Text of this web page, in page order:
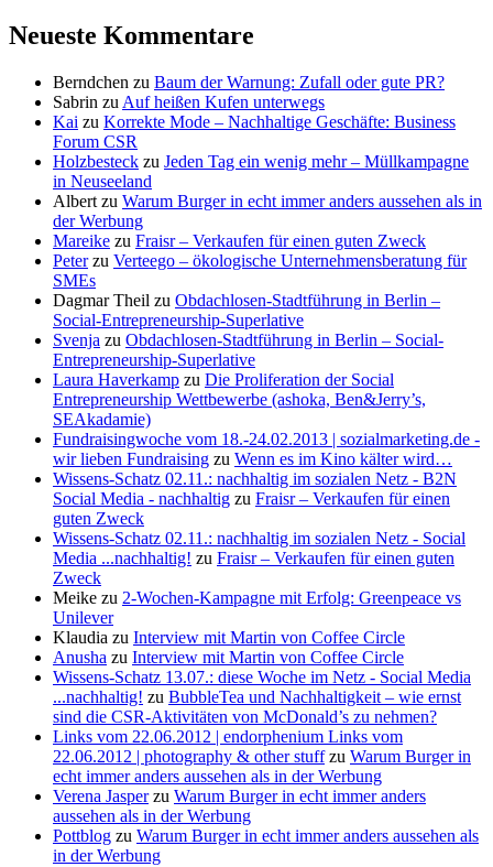
Neueste Kommentare
Berndchen zu Baum der Warnung: Zufall oder gute PR?
Sabrin zu Auf heißen Kufen unterwegs
Kai zu Korrekte Mode – Nachhaltige Geschäfte: Business
Forum CSR
Holzbesteck zu Jeden Tag ein wenig mehr – Müllkampagne
in Neuseeland
Albert zu Warum Burger in echt immer anders aussehen als in
der Werbung
Mareike zu Fraisr – Verkaufen für einen guten Zweck
Peterzu Verteego – ökologische Unternehmensberatung für
SMEs
Dagmar Theil zu Obdachlosen-Stadtführung in Berlin –
Social-Entrepreneurship-Superlative
Svenja zu Obdachlosen-Stadtführung in Berlin – Social-
Entrepreneurship-Superlative
Laura Haverkamp zu Die Proliferation der Social
Entrepreneurship Wettbewerbe (ashoka, Ben&Jerry’s,
SEAkadamie)
Fundraisingwoche vom 18.-24.02.2013 | sozialmarketing.de -
wir lieben Fundraising zu Wenn es im Kino kälter wird…
Wissens-Schatz 02.11.: nachhaltig im sozialen Netz - B2N
Social Media - nachhaltig zu Fraisr – Verkaufen für einen
guten Zweck
Wissens-Schatz 02.11.: nachhaltig im sozialen Netz - Social
Media ...nachhaltig! zu Fraisr – Verkaufen für einen guten
Zweck
Meike zu 2-Wochen-Kampagne mit Erfolg: Greenpeace vs
Unilever
Klaudia zu Interview mit Martin von Coffee Circle
Anusha zu Interview mit Martin von Coffee Circle
Wissens-Schatz 13.07.: diese Woche im Netz - Social Media
...nachhaltig! zu BubbleTea und Nachhaltigkeit – wie ernst
sind die CSR-Aktivitäten von McDonald’s zu nehmen?
Links vom 22.06.2012 | endorphenium Links vom
22.06.2012 | photography & other stuffzu Warum Burger in
echt immer anders aussehen als in der Werbung
Verena Jasperzu Warum Burger in echt immer anders
aussehen als in der Werbung
Pottblog zu Warum Burger in echt immer anders aussehen als
in der Werbung